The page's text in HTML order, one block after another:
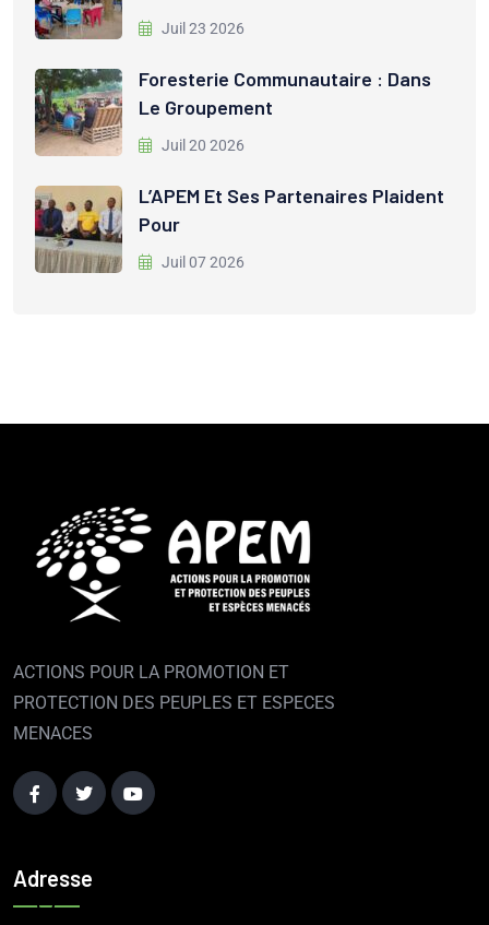
Juil 23 2026
Foresterie Communautaire : Dans
Le Groupement
Juil 20 2026
L’APEM Et Ses Partenaires Plaident
Pour
Juil 07 2026
ACTIONS POUR LA PROMOTION ET
PROTECTION DES PEUPLES ET ESPECES
MENACES
Adresse